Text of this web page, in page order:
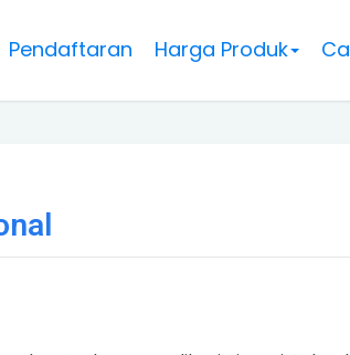
Pendaftaran Harga Produk